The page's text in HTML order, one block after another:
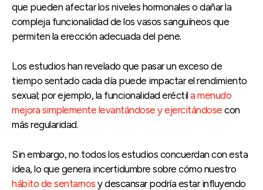
que pueden afectar los niveles hormonales o dañar la
compleja funcionalidad de los vasos sanguíneos que
permiten la erección adecuada del pene.
Los estudios han revelado que pasar un exceso de
tiempo sentado cada día puede impactar el rendimiento
sexual; por ejemplo, la funcionalidad eréctila menudo
mejora simplemente levantándose y ejercitándose con
más regularidad.
Sin embargo, no todos los estudios concuerdan con esta
idea, lo que genera incertidumbre sobre cómo nuestro
hábito de sentarnos y descansar podría estar influyendo